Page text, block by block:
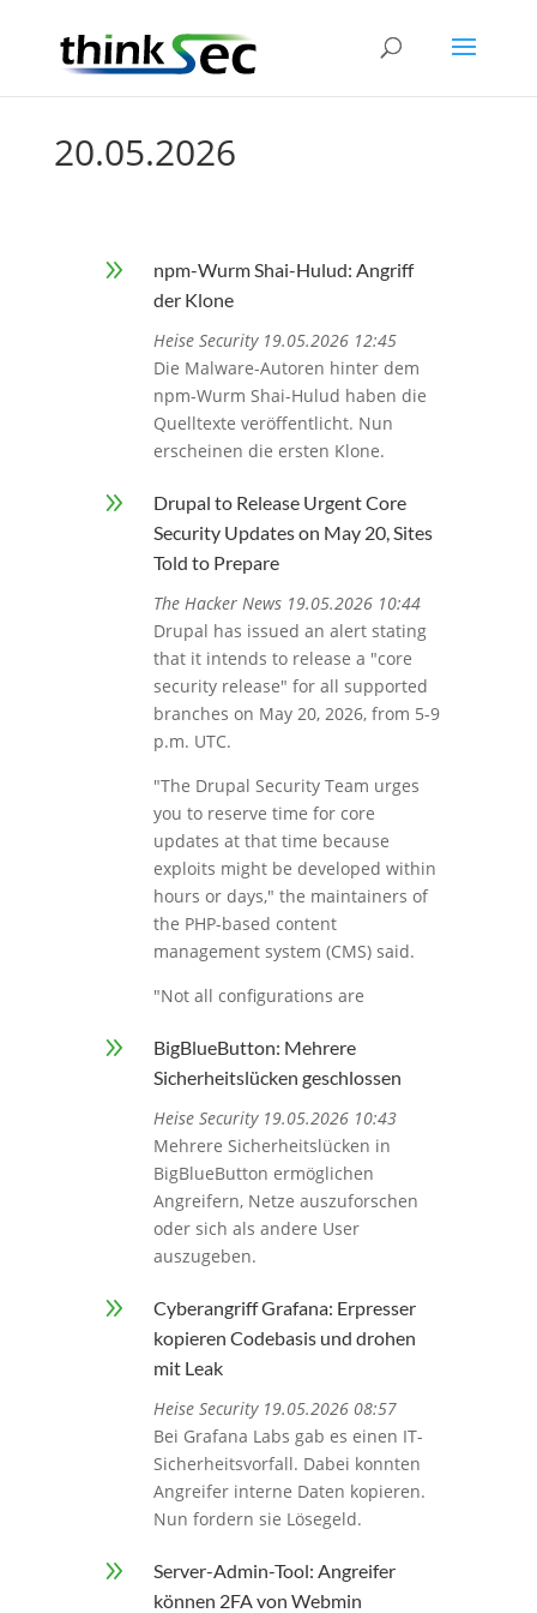
20.05.2026
9
npm-Wurm Shai-Hulud: Angriff
der Klone
Heise Security 19.05.2026 12:45
Die Malware-Autoren hinter dem
npm-Wurm Shai-Hulud haben die
Quelltexte veröffentlicht. Nun
erscheinen die ersten Klone.
9
Drupal to Release Urgent Core
Security Updates on May 20, Sites
Told to Prepare
The Hacker News 19.05.2026 10:44
Drupal has issued an alert stating
that it intends to release a "core
security release" for all supported
branches on May 20, 2026, from 5-9
p.m. UTC.
"The Drupal Security Team urges
you to reserve time for core
updates at that time because
exploits might be developed within
hours or days," the maintainers of
the PHP-based content
management system (CMS) said.
"Not all configurations are
9
BigBlueButton: Mehrere
Sicherheitslücken geschlossen
Heise Security 19.05.2026 10:43
Mehrere Sicherheitslücken in
BigBlueButton ermöglichen
Angreifern, Netze auszuforschen
oder sich als andere User
auszugeben.
9
Cyberangriff Grafana: Erpresser
kopieren Codebasis und drohen
mit Leak
Heise Security 19.05.2026 08:57
Bei Grafana Labs gab es einen IT-
Sicherheitsvorfall. Dabei konnten
Angreifer interne Daten kopieren.
Nun fordern sie Lösegeld.
9
Server-Admin-Tool: Angreifer
können 2FA von Webmin